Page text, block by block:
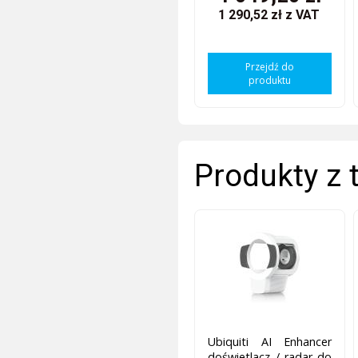
1 290,52 zł z VAT
Przejdź do
produktu
Produkty z
Ubiquiti AI Enhancer